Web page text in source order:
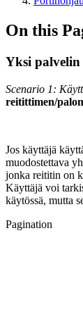
On this
Yksi
Scenario 1:
reitittimen/
Jos käyttäjä
muodostettava
jonka reititin on
Käyttäjä voi
käytössä, mutta
Pagination